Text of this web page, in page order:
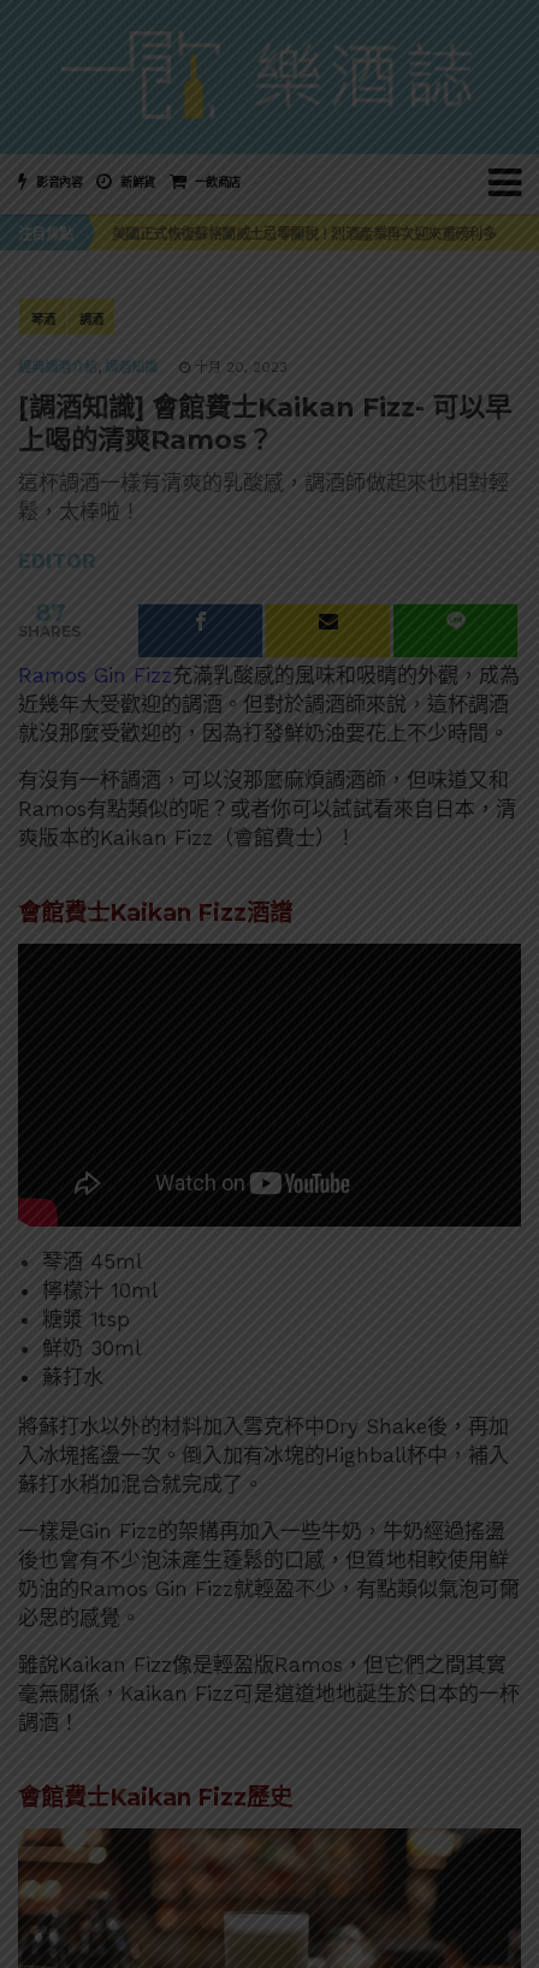
影音內容 新鮮貨 一飲商店
注目焦點
萬眾敲碗如期回歸！SUNMAI金色三麥3度攜手花蓮瓜農品牌「阿強西瓜」
三得利六ROKU琴酒旬系列「柚子雪見」限量登場！首款罐裝GIN SODA 10月同步上市
美國正式恢復蘇格蘭威士忌零關稅！烈酒產業再次迎來重磅利多
大摩DALMORE典藏珍稀年份系列全新力作，VINTAGE 2010攜手VINTAGE 2006
琴酒 調酒
經典調酒介紹 , 調酒知識 十月 20, 2023
[調酒知識] 會館費士Kaikan Fizz- 可以早
上喝的清爽Ramos？
這杯調酒一樣有清爽的乳酸感，調酒師做起來也相對輕
鬆，太棒啦！
EDITOR
87
SHARES
Ramos Gin Fizz充滿乳酸感的風味和吸睛的外觀，成為
近幾年大受歡迎的調酒。但對於調酒師來說，這杯調酒
就沒那麼受歡迎的，因為打發鮮奶油要花上不少時間。
有沒有一杯調酒，可以沒那麼麻煩調酒師，但味道又和
Ramos有點類似的呢？或者你可以試試看來自日本，清
爽版本的Kaikan Fizz（會館費士）！
會館費士Kaikan Fizz酒譜
琴酒 45ml
檸檬汁 10ml
糖漿 1tsp
鮮奶 30ml
蘇打水
將蘇打水以外的材料加入雪克杯中Dry Shake後，再加
入冰塊搖盪一次。倒入加有冰塊的Highball杯中，補入
蘇打水稍加混合就完成了。
一樣是Gin Fizz的架構再加入一些牛奶，牛奶經過搖盪
後也會有不少泡沫產生蓬鬆的口感，但質地相較使用鮮
奶油的Ramos Gin Fizz就輕盈不少，有點類似氣泡可爾
必思的感覺。
雖說Kaikan Fizz像是輕盈版Ramos，但它們之間其實
毫無關係，Kaikan Fizz可是道道地地誕生於日本的一杯
調酒！
會館費士Kaikan Fizz歷史